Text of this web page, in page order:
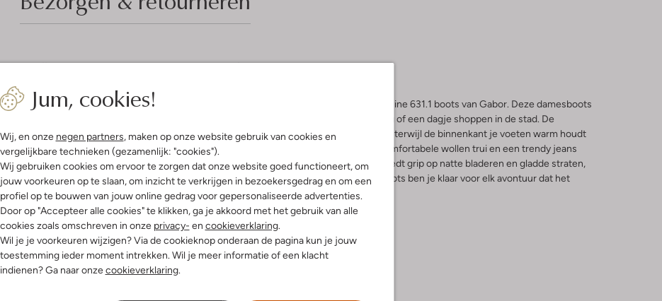
Jum, cookies!
Wij, en onze negen partners, maken op onze website gebruik van cookies en
vergelijkbare technieken (gezamenlijk: "cookies").
Wij gebruiken cookies om ervoor te zorgen dat onze website goed functioneert, om
jouw voorkeuren op te slaan, om inzicht te verkrijgen in bezoekersgedrag en om een
profiel op te bouwen van jouw online gedrag voor gepersonaliseerde advertenties.
Door op "Accepteer alle cookies" te klikken, ga je akkoord met het gebruik van alle
cookies zoals omschreven in onze privacy- en cookieverklaring.
Wil je je voorkeuren wijzigen? Via de cookieknop onderaan de pagina kun je jouw
toestemming ieder moment intrekken. Wil je meer informatie of een klacht
indienen? Ga naar onzecookieverklaring.
& Pasvorm
Taupe
buitenkant:
binnenkant: Textiel
zool:
Rubber
Rits
Blokhak
(cm):
Ronde Neus
30 - 34 Cm (xs/s)
laarzen (cm):
17
voetbed:
Omschrijving
Stap stijlvol de herfst en winter in met de bruine 631.1 boots van Gabor. Deze damesboots
zijn perfect voor een gezellige boswandeling of een dagje shoppen in de stad. De
buitenkant is gemaakt van hoogwaardig leer, terwijl de binnenkant je voeten warm houdt
met zacht textiel. Combineer ze met een comfortabele wollen trui en een trendy jeans
voor een moeiteloze look. De stevige zool biedt grip op natte bladeren en gladde straten,
zodat je zorgeloos op pad kunt. Met deze boots ben je klaar voor elk avontuur dat het
seizoen te bieden heeft.